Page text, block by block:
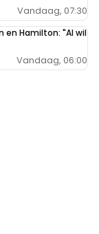
Vandaag, 07:30
en Hamilton: "Al wil
Vandaag, 06:00